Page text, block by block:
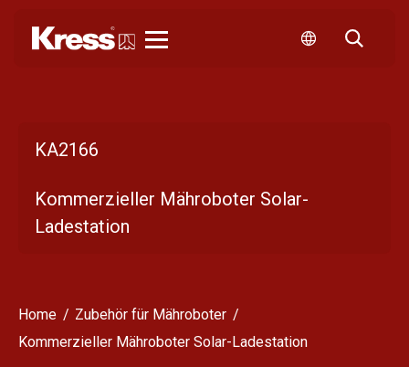
KA2166
Kommerzieller Mähroboter Solar-
Ladestation
Home
Zubehör für Mähroboter
Kommerzieller Mähroboter Solar-Ladestation